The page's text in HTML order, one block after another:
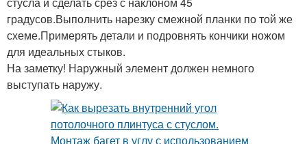
градусов.Выполнить нарезку смежной планки по той же
схеме.Примерять детали и подровнять кончики ножом
для идеальных стыков.
На заметку! Наружный элемент должен немного
выступать наружу.